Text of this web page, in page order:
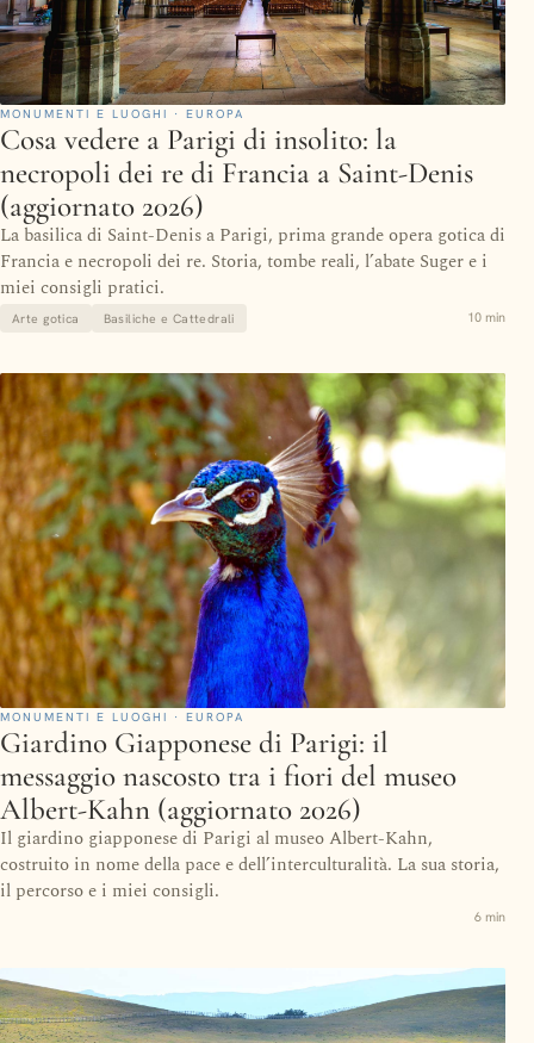
MONUMENTI E LUOGHI · EUROPA
Cosa vedere a Parigi di insolito: la
necropoli dei re di Francia a Saint-Denis
(aggiornato 2026)
La basilica di Saint-Denis a Parigi, prima grande opera gotica di
Francia e necropoli dei re. Storia, tombe reali, l’abate Suger e i
miei consigli pratici.
Arte gotica Basiliche e Cattedrali 10 min
MONUMENTI E LUOGHI · EUROPA
Giardino Giapponese di Parigi: il
messaggio nascosto tra i fiori del museo
Albert-Kahn (aggiornato 2026)
Il giardino giapponese di Parigi al museo Albert-Kahn,
costruito in nome della pace e dell’interculturalità. La sua storia,
il percorso e i miei consigli.
6 min